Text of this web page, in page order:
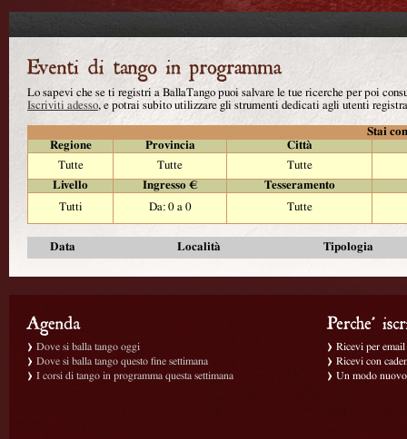
Lo sapevi che se ti registri a BallaTango puoi salvare le tue ricerche per poi
Iscriviti adesso, e potrai subito utilizzare gli strumenti dedicati agli utenti
Stai
Regione
Provincia
Città
Tutte
Tutte
Tutte
Livello
Ingresso €
Tesseramento
Tutti
Da: 0 a 0 Tutte
Data Località Tipologia
Dove si balla tango oggi
Dove si balla tango questo fine settimana
I corsi di tango in programma questa settimana
Ricevi per
Ricevi con
Un modo